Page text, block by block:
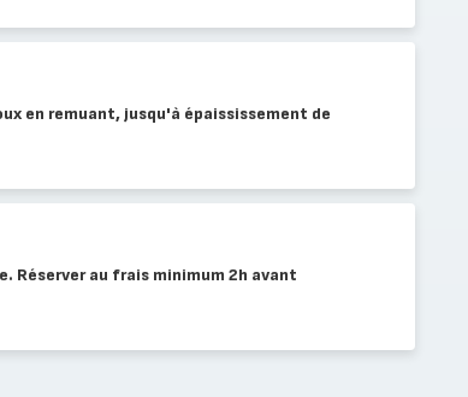
en remuant, jusqu'à épaississement de
Réserver au frais minimum 2h avant